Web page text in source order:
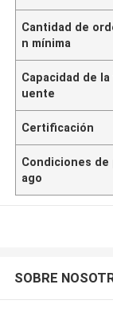
Cantidad de
n mínima
Capacidad de la
uente
Certificación
Condiciones de
ago
SOBRE